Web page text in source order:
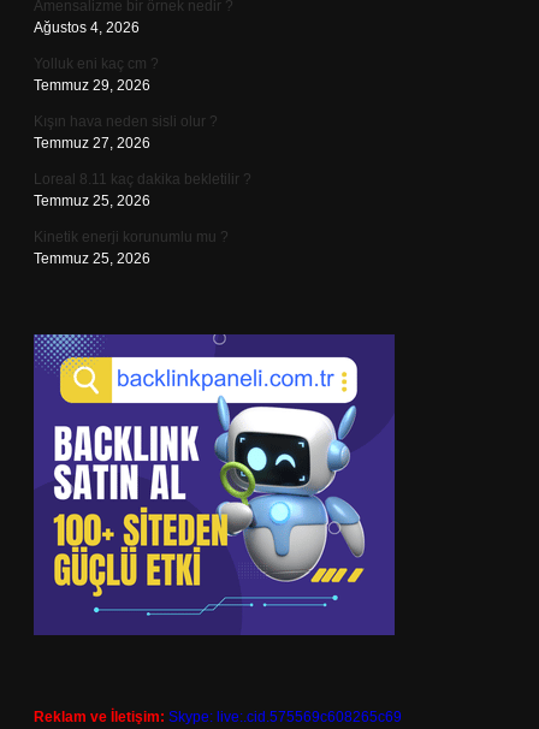
Amensalizme bir örnek nedir ?
Ağustos 4, 2026
Yolluk eni kaç cm ?
Temmuz 29, 2026
Kışın hava neden sisli olur ?
Temmuz 27, 2026
Loreal 8.11 kaç dakika bekletilir ?
Temmuz 25, 2026
Kinetik enerji korunumlu mu ?
Temmuz 25, 2026
Reklam ve İletişim: Skype: live:.cid.575569c608265c69